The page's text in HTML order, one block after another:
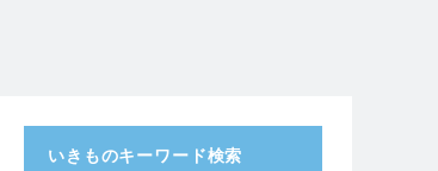
いきものキーワード検索